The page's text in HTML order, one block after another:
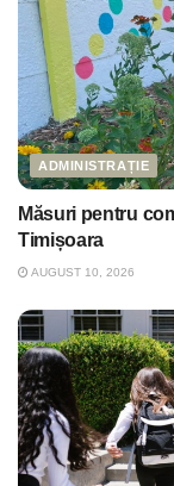
ADMINISTRAȚIE
Măsuri pentru
Timișoara
AUGUST 10, 2026